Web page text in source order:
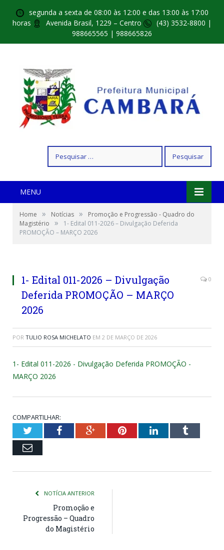
segunda a sexta de 08:00 às 12:00 e das 13:00 às 17:00
horas
Avenida Brasil, 1229 – Centro
(43) 3532-8800 |
988665565 | 988665826
por:
MENU
Home » Notícias »
Promoção e Progressão - Quadro do
Magistério
»
1- Edital 011-2026 – Divulgação Deferida
PROMOÇÃO – MARÇO 2026
1- Edital 011-2026 – Divulgação
Deferida PROMOÇÃO – MARÇO
2026
0
POR TULIO ROSA MICHELATO EM 2 DE MARÇO DE 2026
1- Edital 011-2026 - Divulgação Deferida PROMOÇÃO -
MARÇO 2026
COMPARTILHAR:
TwitterFacebookGoogle+PinterestLinkedInTumblr
Email
NOTÍCIA ANTERIOR
Promoção e
Progressão – Quadro
do Magistério